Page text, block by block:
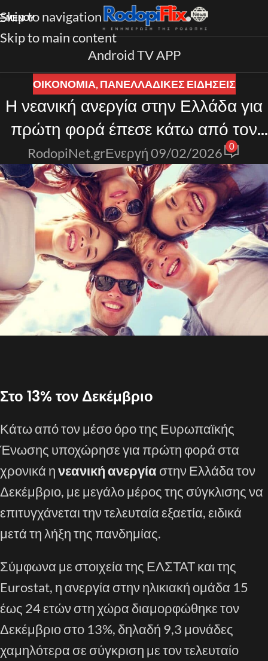
Skip to navigation
Skip to main content
ΜΕΝΟΎ
Android TV APP
ΟΙΚΟΝΟΜΙΑ,ΠΑΝΕΛΛΑΔΙΚΈΣ ΕΙΔΉΣΕΙΣ
Η νεανική ανεργία στην Ελλάδα για
πρώτη φορά έπεσε κάτω από τον
μέσο όρο της ΕΕ
RodopiNet.grΕνεργή 09/02/2026 0
Στο 13% τον Δεκέμβριο
Κάτω από τον μέσο όρο της Ευρωπαϊκής
Ένωσης υποχώρησε για πρώτη φορά στα
χρονικά ηνεανική ανεργία στην Ελλάδα τον
Δεκέμβριο, με μεγάλο μέρος της σύγκλισης να
επιτυγχάνεται την τελευταία εξαετία, ειδικά
μετά τη λήξη της πανδημίας.
Σύμφωνα με στοιχεία της ΕΛΣΤΑΤ και της
Eurostat, η ανεργία στην ηλικιακή ομάδα 15
έως 24 ετών στη χώρα διαμορφώθηκε τον
Δεκέμβριο στο 13%, δηλαδή 9,3 μονάδες
χαμηλότερα σε σύγκριση με τον τελευταίο